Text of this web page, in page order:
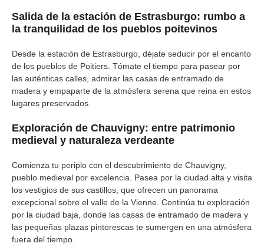
Salida de la estación de Estrasburgo: rumbo a
la tranquilidad de los pueblos poitevinos
Desde la estación de Estrasburgo, déjate seducir por el encanto
de los pueblos de Poitiers. Tómate el tiempo para pasear por
las auténticas calles, admirar las casas de entramado de
madera y empaparte de la atmósfera serena que reina en estos
lugares preservados.
Exploración de Chauvigny: entre patrimonio
medieval y naturaleza verdeante
Comienza tu periplo con el descubrimiento de Chauvigny,
pueblo medieval por excelencia. Pasea por la ciudad alta y visita
los vestigios de sus castillos, que ofrecen un panorama
excepcional sobre el valle de la Vienne. Continúa tu exploración
por la ciudad baja, donde las casas de entramado de madera y
las pequeñas plazas pintorescas te sumergen en una atmósfera
fuera del tiempo.